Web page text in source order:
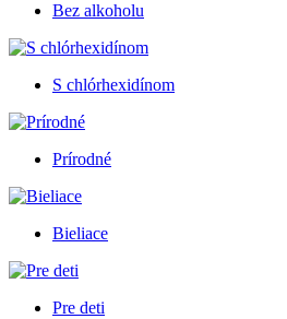
Bez alkoholu
S chlórhexidínom
Prírodné
Bieliace
Pre deti